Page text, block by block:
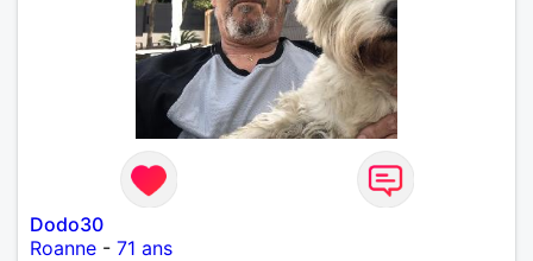
Dodo30
Roanne - 71 ans